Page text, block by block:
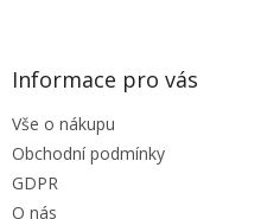
Informace pro vás
Vše o nákupu
Obchodní podmínky
GDPR
O nás